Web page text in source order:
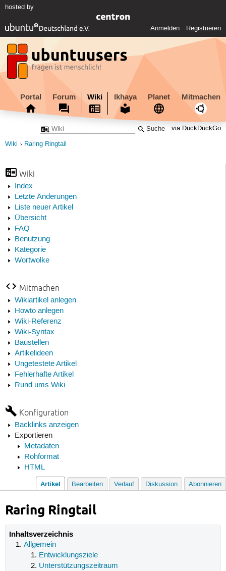
hosted by
Anmelden Registrieren
Portal Forum Wiki Ikhaya Planet Mitmachen
via DuckDuckGo
Wiki Raring Ringtail
Wiki
Index
Letzte Änderungen
Liste neuer Artikel
Übersicht
FAQ
Benutzung
Kategorie
Wortwolke
Mitmachen
Wikiartikel anlegen
Howto anlegen
Wiki-Referenz
Wiki-Syntax
Baustellen
Artikelideen
Ungetestete Artikel
Fehlerhafte Artikel
Rund ums Wiki
Konfiguration
Backlinks anzeigen
Exportieren
Metadaten
Rohformat
HTML
Artikel Bearbeiten Verlauf Diskussion Abonnieren
Raring Ringtail
Inhaltsverzeichnis
Allgemein
Entwicklungsziele
Unterstützungszeitraum